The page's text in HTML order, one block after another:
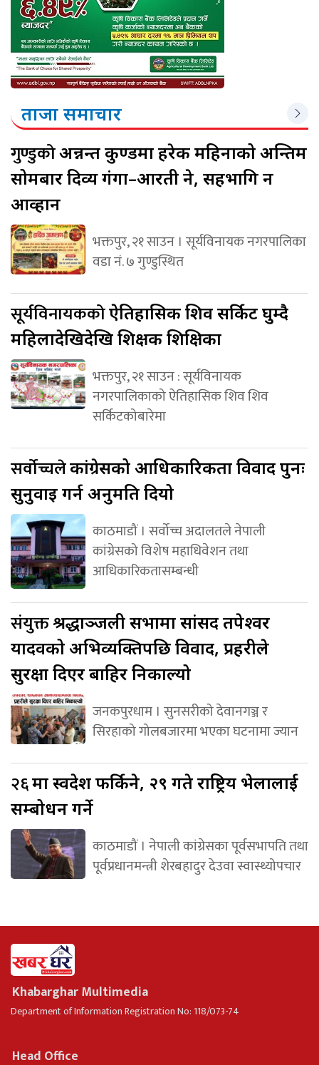
ताजा समाचार
गुण्डुकोअन्नन्त कुण्डमा हरेक महिनाको अन्तिम
सोमबार दिव्य गंगा–आरती हुने, सहभागि हुन
आव्हान
भक्तपुर, २१ साउन । सूर्यविनायक नगरपालिका
वडा नं. ७ गुण्डुस्थित
सूर्यविनायककोऐतिहासिक शिव सर्किट घुम्दै
महिलादेखिदेखि शिक्षक शिक्षिका
भक्तपुर, २१ साउन : सूर्यविनायक
नगरपालिकाको ऐतिहासिक शिव शिव
सर्किटकोबारेमा
सर्वोच्चलेकांग्रेसको आधिकारिकता विवाद पुनः
सुनुवाइ गर्न अनुमति दियो
काठमाडौं । सर्वोच्च अदालतले नेपाली
कांग्रेसको विशेष महाधिवेशन तथा
आधिकारिकतासम्बन्धी
संयुक्तश्रद्धाञ्जली सभामा सांसद तपेश्वर
यादवको अभिव्यक्तिपछि विवाद, प्रहरीले
सुरक्षा दिएर बाहिर निकाल्यो
जनकपुरधाम । सुनसरीको देवानगञ्ज र
सिरहाको गोलबजारमा भएका घटनामा ज्यान
२६मा स्वदेश फर्किने, २९ गते राष्ट्रिय भेलालाई
सम्बोधन गर्ने
काठमाडौं । नेपाली कांग्रेसका पूर्वसभापति तथा
पूर्वप्रधानमन्त्री शेरबहादुर देउवा स्वास्थ्योपचार
Khabarghar Multimedia
Department of Information Registration No: 118/073-74
Head Office